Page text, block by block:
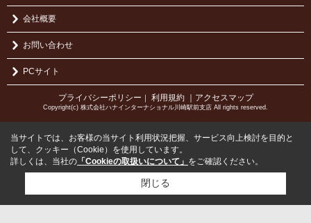
会社概要
お問い合わせ
PCサイト
プライバシーポリシー ｜ 利用規約 ｜アクセスマップ
Copyright(c) 株式会社ハナインターナショナル川崎駅前支店 All rights reserved.
当サイトでは、お客様の当サイト利用状況把握、サービス向上検討を目的と
して、クッキー（Cookie）を使用しています。
詳しくは、当社の 「Cookieの取扱いについて」 をご確認ください。
閉じる